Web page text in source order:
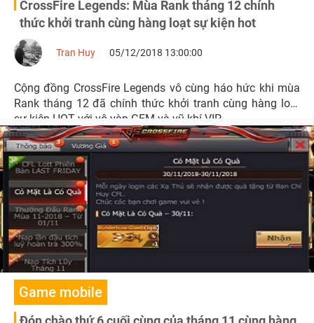
CrossFire Legends: Mùa Rank tháng 12 chính
thức khởi tranh cùng hàng loạt sự kiện hot
Cộng đồng CrossFire Legends vô cùng háo hức khi mùa
Rank tháng 12 đã chính thức khởi tranh cùng hàng loạt
sự kiện HOT với vô vàn GEM và vũ khí VIP.
Game mobile